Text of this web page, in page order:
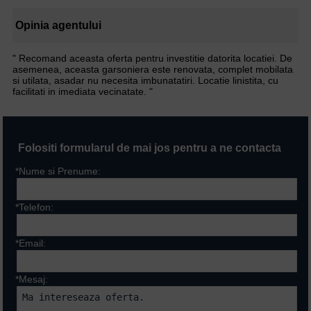
Opinia agentului
" Recomand aceasta oferta pentru investitie datorita locatiei. De
asemenea, aceasta garsoniera este renovata, complet mobilata
si utilata, asadar nu necesita imbunatatiri. Locatie linistita, cu
facilitati in imediata vecinatate. "
Folositi formularul de mai jos pentru a ne contacta
*Nume si Prenume:
*Telefon:
*Email:
*Mesaj: